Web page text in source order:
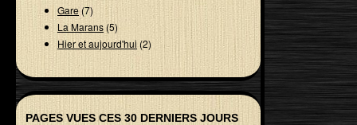
Gare (7)
La Marans(5)
Hier et aujourd'hui (2)
PAGES VUES CES 30 DERNIERS JOURS